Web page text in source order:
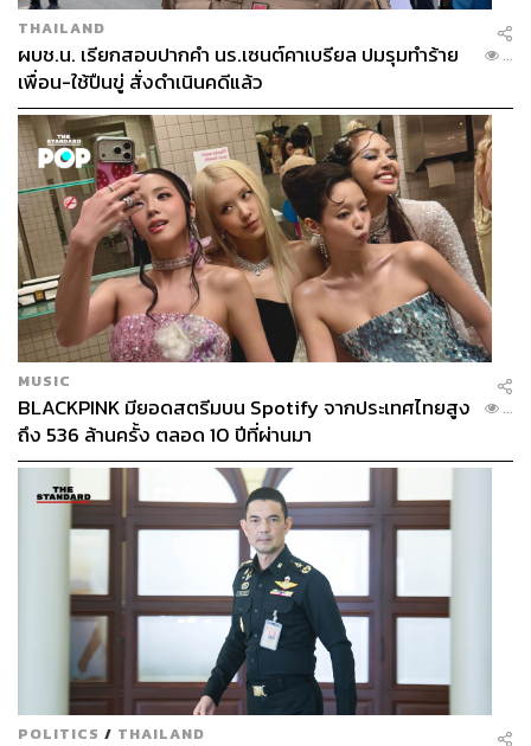
กงฟีเป็ด (580 บาท)
Lambloin (890 บาท)
THAILAND
ผบช.น. เรียกสอบปากคำ นร.เซนต์คาเบรียล ปมรุมทำร้าย
เพื่อน-ใช้ปืนขู่ สั่งดำเนินคดีแล้ว
...
MUSIC
BLACKPINK มียอดสตรีมบน Spotify จากประเทศไทยสูง
ถึง 536 ล้านครั้ง ตลอด 10 ปีที่ผ่านมา
...
POLITICS / THAILAND